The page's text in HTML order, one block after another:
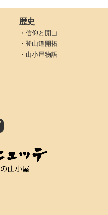
歴史
・信仰と開山
・登山道開拓
・山小屋物語